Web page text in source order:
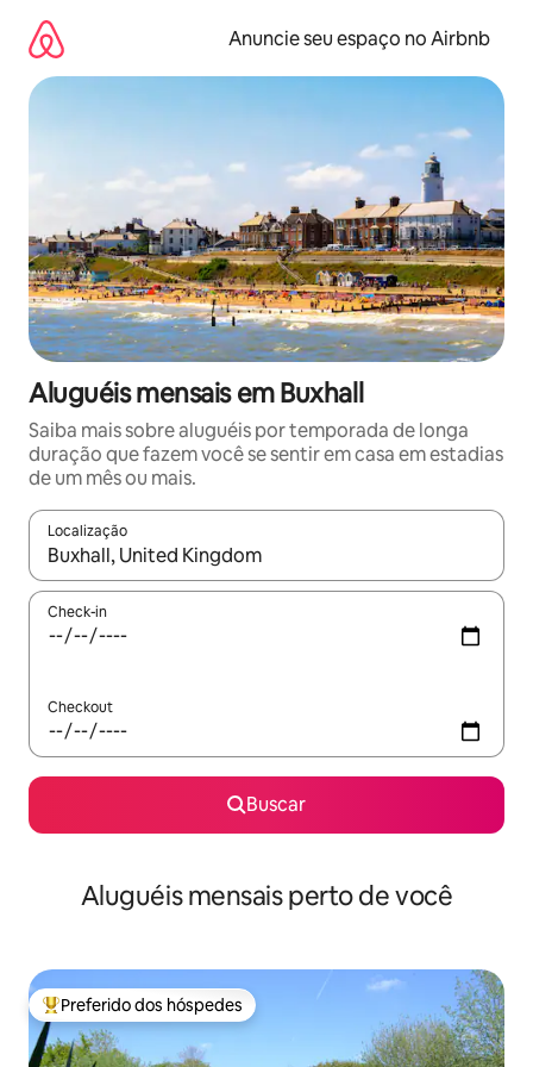
para
conteúdo
Anuncie seu espaço no Airbnb
Aluguéis mensais em Buxhall
Saiba mais sobre aluguéis por temporada de longa
duração que fazem você se sentir em casa em estadias
de um mês ou mais.
Localização
Quando os resultados estiverem disponíveis, explore-os
Check-in
Checkout
Buscar
Aluguéis mensais perto de você
Entre os melhores preferidos dos hóspedes
Preferido dos hóspedes